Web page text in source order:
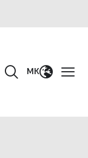
MK